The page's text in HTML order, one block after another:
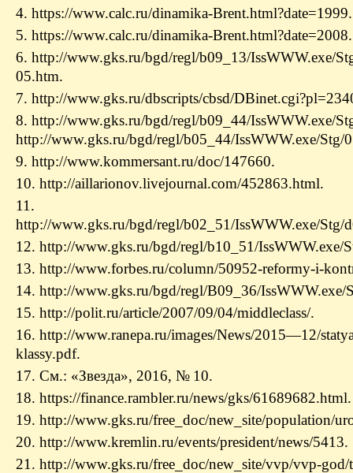
4. https://www.calc.ru/dinamika-Brent.html?date=1999.
5. https://www.calc.ru/dinamika-Brent.html?date=2008.
6. http://www.gks.ru/bgd/regl/b09_13/IssWWW.exe/
05.htm.
7. http://www.gks.ru/dbscripts/cbsd/
8. http://www.gks.ru/bgd/regl/b09_44/IssWWW.exe/
http://www.gks.ru/bgd/regl/b05_44/IssWWW.exe/
9. http://www.kommersant.ru/doc/147660.
10. http://aillarionov.livejournal.com/452863.html.
11.
http://www.gks.ru/bgd/regl/b02_51/IssWWW.exe/Stg/
12. http://www.gks.ru/bgd/regl/b10_51/
13. http://www.forbes.ru/column/50952-reformy-i-
14. http://www.gks.ru/bgd/regl/B09_36/
15. http://polit.ru/article/2007/09/04/middleclass/.
16. http://www.ranepa.ru/images/News/2015—12/
klassy.pdf.
17. См.: «Звезда», 2016, № 10.
18. https://finance.rambler.ru/news/gks/61689682.html.
19. http://www.gks.ru/free_doc/new_site/population/
20. http://www.kremlin.ru/events/president/news/5413.
21. http://www.gks.ru/free_doc/new_site/vvp/vvp-god/